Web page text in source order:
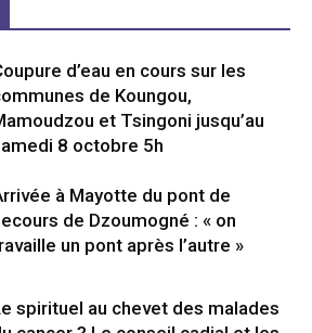
d’eau en cours sur les
de Koungou,
et Tsingoni jusqu’au
8 octobre 5h
à Mayotte du pont de
de Dzoumogné : « on
un pont après l’autre »
spirituel au chevet des malades